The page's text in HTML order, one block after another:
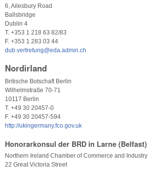
6, Ailesbury Road
Ballsbridge
Dublin 4
T. +353 1 218 63 82/83
F. +353 1 283 03 44
dub.vertretung@eda.admin.ch
Nordirland
Britische Botschaft Berlin
Wilhelmstraße 70-71
10117 Berlin
T. +49 30 20457-0
F. +49 30 20457-594
http://ukingermany.fco.gov.uk
Honorarkonsul der BRD in Larne (Belfast)
Northern Ireland Chamber of Commerce and Industry
22 Great Victoria Street